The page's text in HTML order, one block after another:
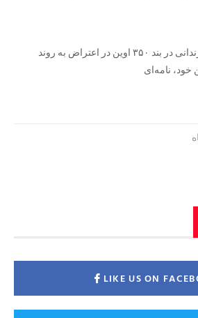
جمعی از وکلای دراویش زندانی در بند ۳۵۰ اوین در اعتراض به روند
خود، نامه‌ای
LIKE US ON